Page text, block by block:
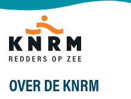
OVER DE KNRM